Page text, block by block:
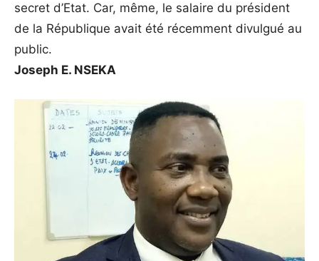
secret d’Etat. Car, même, le salaire du président
de la République avait été récemment divulgué au
public.
Joseph E. NSEKA